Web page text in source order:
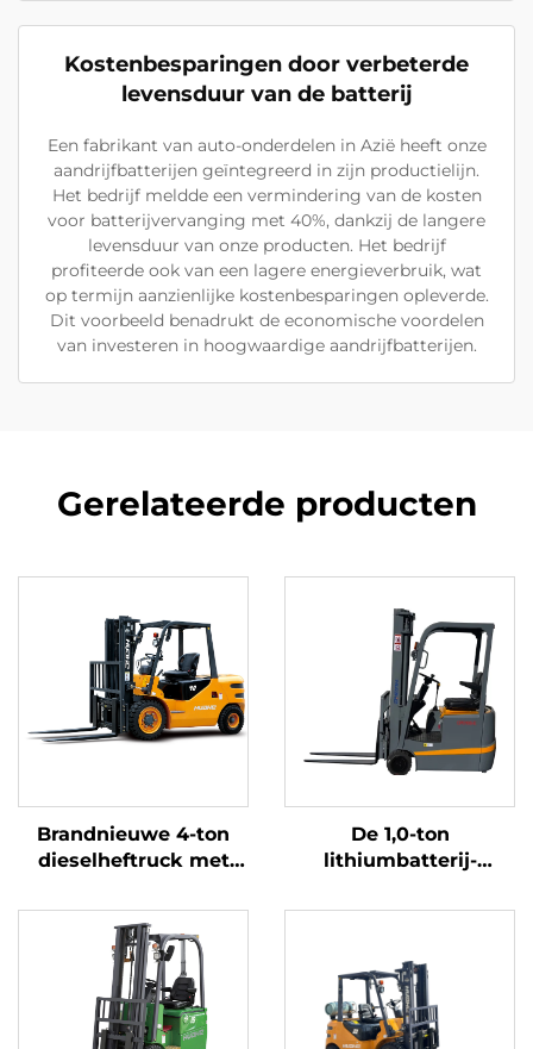
Kostenbesparingen door verbeterde
levensduur van de batterij
Een fabrikant van auto-onderdelen in Azië heeft onze
aandrijfbatterijen geïntegreerd in zijn productielijn.
Het bedrijf meldde een vermindering van de kosten
voor batterijvervanging met 40%, dankzij de langere
levensduur van onze producten. Het bedrijf
profiteerde ook van een lagere energieverbruik, wat
op termijn aanzienlijke kostenbesparingen opleverde.
Dit voorbeeld benadrukt de economische voordelen
van investeren in hoogwaardige aandrijfbatterijen.
Gerelateerde producten
Brandnieuwe 4-ton
dieselheftruck met
Japanse ISUZU-motor
De 1,0-ton
lithiumbatterij-
met lithiumbatterij,
is redelijk geprijsd